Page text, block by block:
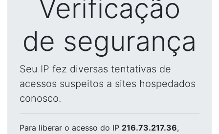
Verificação
de segurança
Seu IP fez diversas tentativas de
acessos suspeitos a sites hospedados
conosco.
Para liberar o acesso do IP 216.73.217.36,